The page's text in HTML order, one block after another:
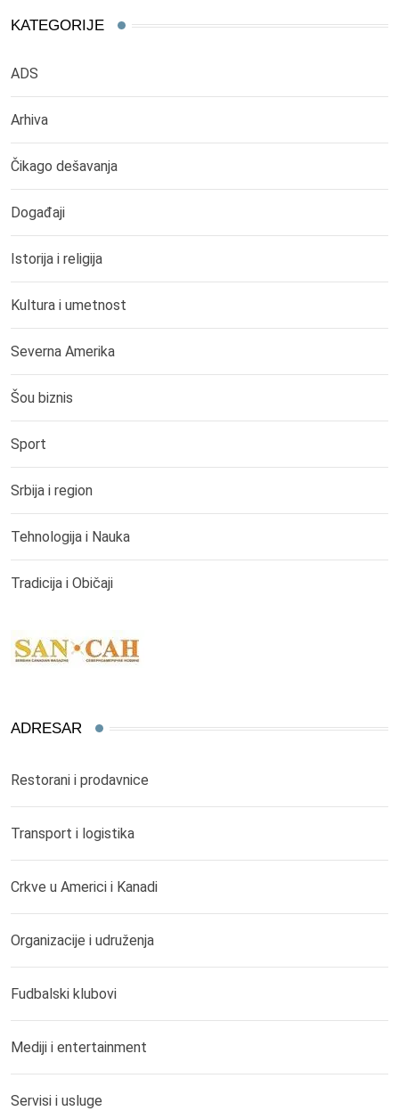
KATEGORIJE
ADS
Arhiva
Čikago dešavanja
Događaji
Istorija i religija
Kultura i umetnost
Severna Amerika
Šou biznis
Sport
Srbija i region
Tehnologija i Nauka
Tradicija i Običaji
ADRESAR
Restorani i prodavnice
Transport i logistika
Crkve u Americi i Kanadi
Organizacije i udruženja
Fudbalski klubovi
Mediji i entertainment
Servisi i usluge